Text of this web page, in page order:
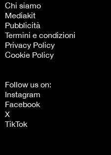
Chi siamo
Mediakit
Pubblicità
Termini e condizioni
Privacy Policy
Cookie Policy
Follow us on:
Instagram
Facebook
X
TikTok